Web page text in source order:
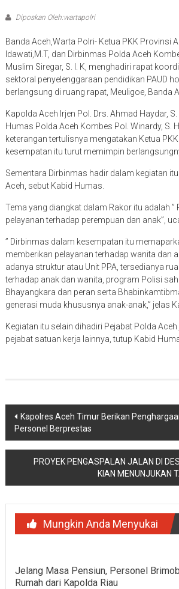
Diposkan Oleh:wartapolri
Banda Aceh,Warta Polri- Ketua PKK Provinsi
Idawati,M.T, dan Dirbinmas Polda Aceh
Muslim Siregar, S. I. K, menghadiri rapat
sektoral penyelenggaraan pendidikan PAUD
berlangsung di ruang rapat, Meuligoe, Banda
Kapolda Aceh Irjen Pol. Drs. Ahmad Haydar,
Humas Polda Aceh Kombes Pol. Winardy, S.
keterangan tertulisnya mengatakan Ketua
kesempatan itu turut memimpin
Sementara Dirbinmas hadir dalam kegiatan
Aceh, sebut Kabid Humas.
Tema yang diangkat dalam Rakor itu adalah ”
pelayanan terhadap perempuan dan anak”,
” Dirbinmas dalam kesempatan itu
memberikan pelayanan terhadap wanita dan
adanya struktur atau Unit PPA, tersedianya
terhadap anak dan wanita, program Polisi
Bhayangkara dan peran serta
generasi muda khususnya anak-anak,” jelas
Kegiatan itu selain dihadiri Pejabat Polda
pejabat satuan kerja lainnya, tutup Kabid
Navigasi
pos
Kapolres Aceh Timur Berikan
Personel Berprestas
PROYEK PENGASPALAN JALAN DI
KIAN MENUNJUKAN
Mungkin Anda Menyukai
Jelang Masa Pensiun, Personel
Rumah dari Kapolda Riau